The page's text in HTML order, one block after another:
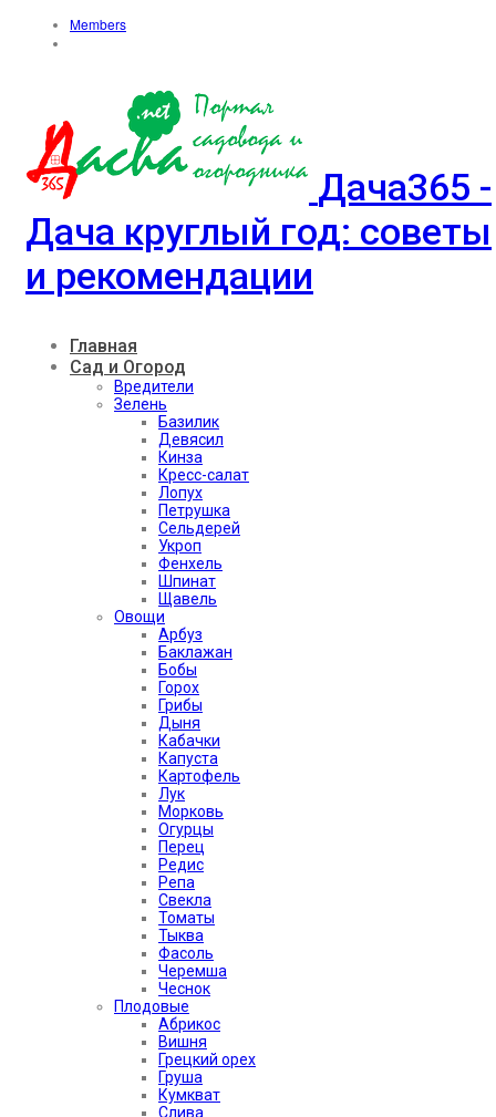
Members
Дача365 -
Дача круглый год: советы
и рекомендации
Главная
Сад и Огород
Вредители
Зелень
Базилик
Девясил
Кинза
Кресс-салат
Лопух
Петрушка
Сельдерей
Укроп
Фенхель
Шпинат
Щавель
Овощи
Арбуз
Баклажан
Бобы
Горох
Грибы
Дыня
Кабачки
Капуста
Картофель
Лук
Морковь
Огурцы
Перец
Редис
Репа
Свекла
Томаты
Тыква
Фасоль
Черемша
Чеснок
Плодовые
Абрикос
Вишня
Грецкий орех
Груша
Кумкват
Слива